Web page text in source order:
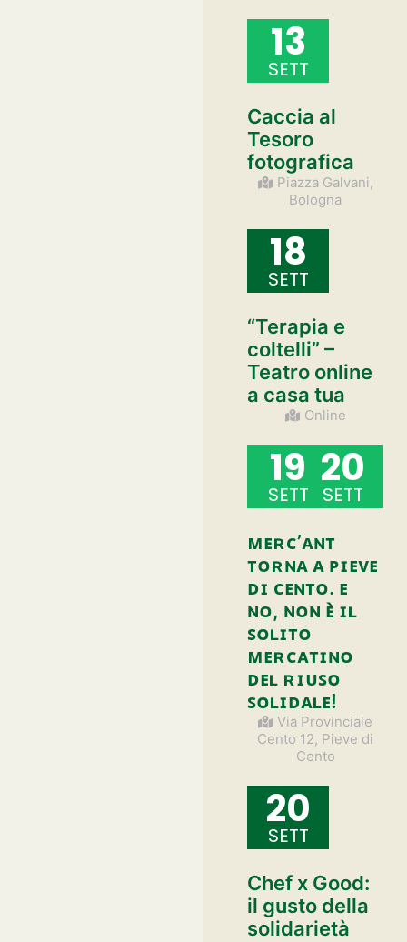
13
SETT
Caccia al
Tesoro
fotografica
Piazza Galvani,
Bologna
18
SETT
“Terapia e
coltelli” –
Teatro online
a casa tua
Online
19
SETT
20
SETT
ᴍᴇʀᴄ’ᴀɴᴛ
ᴛᴏʀɴᴀ ᴀ ᴘɪᴇᴠᴇ
ᴅɪ ᴄᴇɴᴛᴏ. ᴇ
ɴᴏ, ɴᴏɴ ᴇ̀ ɪʟ
ꜱᴏʟɪᴛᴏ
ᴍᴇʀᴄᴀᴛɪɴᴏ
ᴅᴇʟ ʀɪᴜꜱᴏ
ꜱᴏʟɪᴅᴀʟᴇ!
Via Provinciale
Cento 12, Pieve di
Cento
20
SETT
Chef x Good:
il gusto della
solidarietà